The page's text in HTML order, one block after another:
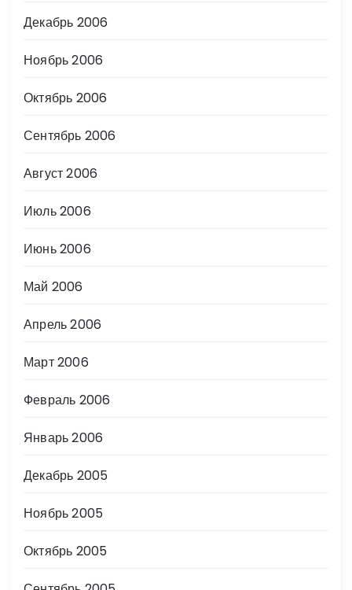
Декабрь 2006
Ноябрь 2006
Октябрь 2006
Сентябрь 2006
Август 2006
Июль 2006
Июнь 2006
Май 2006
Апрель 2006
Март 2006
Февраль 2006
Январь 2006
Декабрь 2005
Ноябрь 2005
Октябрь 2005